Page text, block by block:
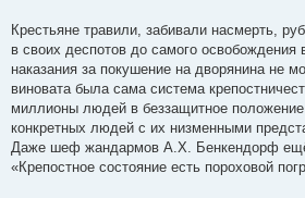
Крестьяне травили, забивали насмерть,
в своих деспотов до самого освобождения
наказания за покушение на дворянина не
виновата была сама система
миллионы людей в беззащитное
конкретных людей с их низменными
Даже шеф жандармов А.Х. Бенкендорф ещё
«Крепостное состояние есть пороховой